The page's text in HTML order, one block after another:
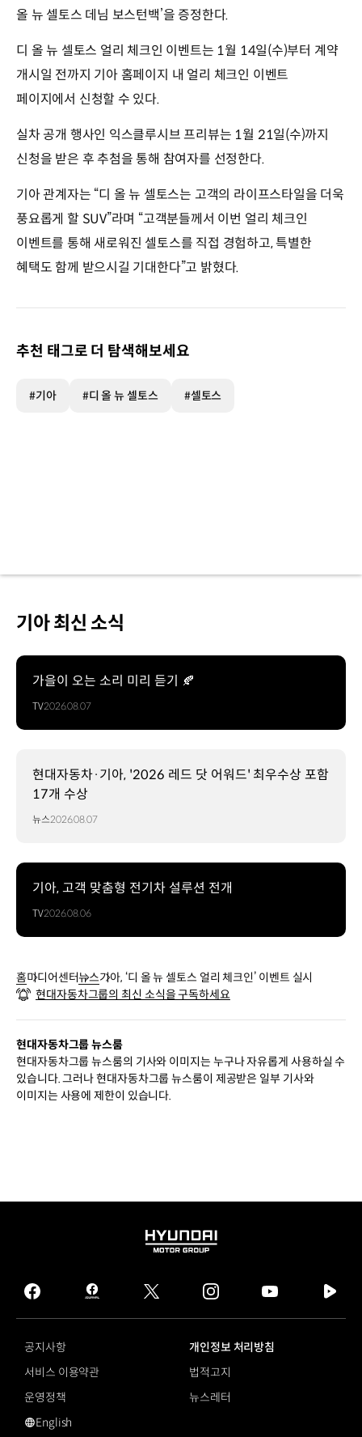
올 뉴 셀토스 데님 보스턴백’을 증정한다.
디 올 뉴 셀토스 얼리 체크인 이벤트는 1월 14일(수)부터 계약
개시일 전까지 기아 홈페이지 내 얼리 체크인 이벤트
페이지에서 신청할 수 있다.
실차 공개 행사인 익스클루시브 프리뷰는 1월 21일(수)까지
신청을 받은 후 추첨을 통해 참여자를 선정한다.
기아 관계자는 “디 올 뉴 셀토스는 고객의 라이프스타일을 더욱
풍요롭게 할 SUV”라며 “고객분들께서 이번 얼리 체크인
이벤트를 통해 새로워진 셀토스를 직접 경험하고, 특별한
혜택도 함께 받으시길 기대한다”고 밝혔다.
추천 태그로 더 탐색해보세요
#기아 #디 올 뉴 셀토스 #셀토스
기아 최신 소식
가을이 오는 소리 미리 듣기 🍂
TV2026.08.07
현대자동차·기아, '2026 레드 닷 어워드' 최우수상 포함
17개 수상
뉴스2026.08.07
기아, 고객 맞춤형 전기차 설루션 전개
TV2026.08.06
홈미디어센터뉴스기아, ‘디 올 뉴 셀토스 얼리 체크인’ 이벤트 실시
현대자동차그룹의 최신 소식을 구독하세요
현대자동차그룹 뉴스룸
현대자동차그룹 뉴스룸의 기사와 이미지는 누구나 자유롭게 사용하실 수
있습니다. 그러나 현대자동차그룹 뉴스룸이 제공받은 일부 기사와
이미지는 사용에 제한이 있습니다.
HYUNDAI
GROUP
facebook
hmg
journal
twitter instagram
tv
공지사항
개인정보 처리방침
서비스 이용약관
법적고지
운영정책
뉴스레터
영문 사이트로 이동
English